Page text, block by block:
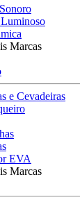
Marcas
e Cevadeiras
EVA
Marcas